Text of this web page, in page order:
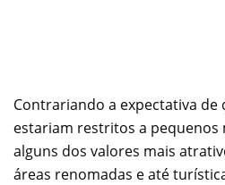
Contrariando a expectativa de
estariam restritos a
alguns dos valores mais
áreas renomadas e até